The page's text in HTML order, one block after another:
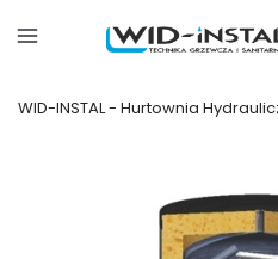
WID-INSTAL - Hurtownia